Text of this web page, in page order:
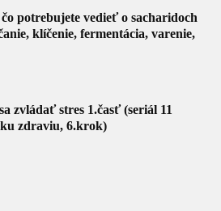
potrebujete vedieť o sacharidoch
klíčenie, fermentácia, varenie,
zvládať stres 1.časť (seriál 11
zdraviu, 6.krok)